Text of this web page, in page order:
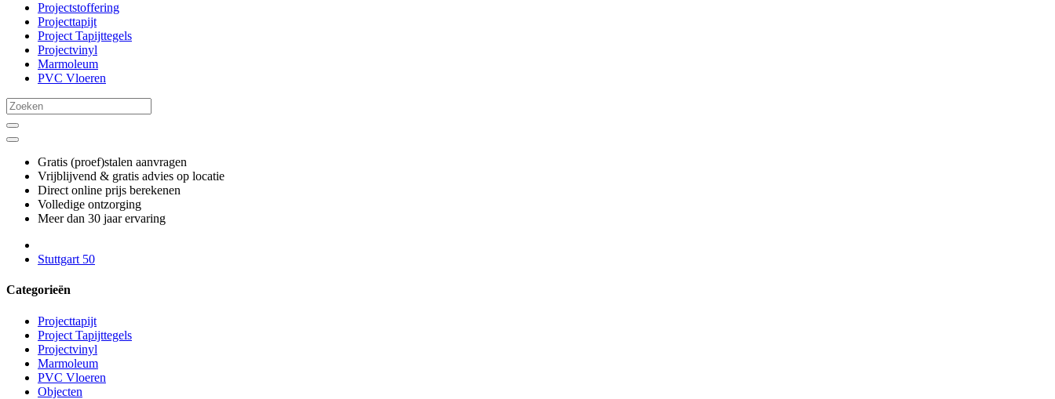
Projectstoffering
Projecttapijt
Project Tapijttegels
Projectvinyl
Marmoleum
PVC Vloeren
Gratis (proef)stalen aanvragen
Vrijblijvend & gratis advies op locatie
Direct online prijs berekenen
Volledige ontzorging
Meer dan 30 jaar ervaring
Stuttgart 50
Categorieën
Projecttapijt
Project Tapijttegels
Projectvinyl
Marmoleum
PVC Vloeren
Objecten